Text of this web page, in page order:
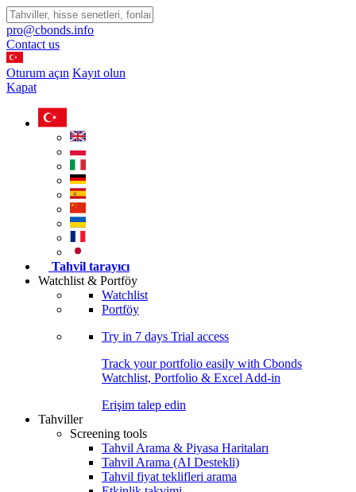
pro@cbonds.info
Contact us
Oturum açın Kayıt olun
Kapat
Tahvil tarayıcı
Watchlist & Portföy
Watchlist
Portföy
Try in 7 days Trial access
Track your portfolio easily with Cbonds
Watchlist, Portfolio & Excel Add-in
Erişim talep edin
Tahviller
Screening tools
Tahvil Arama & Piyasa Haritaları
Tahvil Arama (AI Destekli)
Tahvil fiyat teklifleri arama